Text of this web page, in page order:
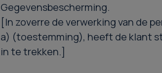
Gegevensbescherming.
[In zoverre de verwerking van de
a) (toestemming), heeft de klant
in te trekken.]